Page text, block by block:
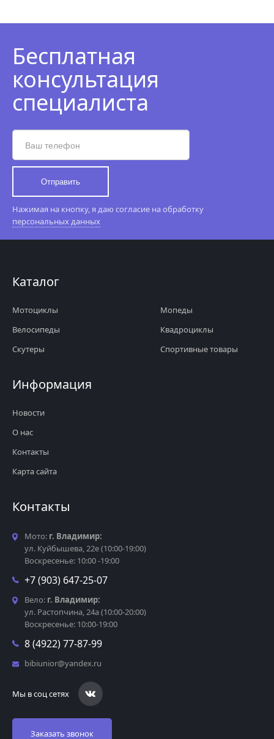
Бесплатная
консультация
специалиста
Отправить
Нажимая на кнопку, я даю согласие на обработку
персональных данных
Каталог
Мотоциклы
Велосипеды
Скутеры
Мопеды
Квадроциклы
Спортивные товары
Информация
Новости
О нас
Контакты
Карта сайта
Контакты
Мото: г. Владимир:
ул. Куйбышева, 22е (10:00-19:00)
Воскресенье: 10:00 -19:00
+7 (903) 647-25-07
Вело: г. Владимир:
ул. Растопчина, 24а (10:00-20:00)
Воскресенье: 10:00-19:00
8 (4922) 77-87-99
bibiunior@yandex.ru
Мы в соц сетях
Заказать звонок